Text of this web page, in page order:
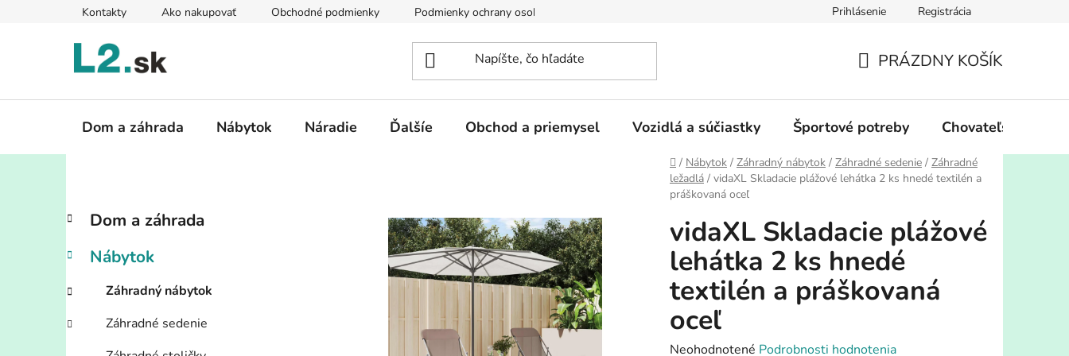
Kontakty Ako nakupovať Obchodné podmienky Podmienky ochrany osobných údajov Prihlásenie Registrácia
KOŠÍK
PRÁZDNY KOŠÍK
Dom a záhrada Nábytok Náradie Ďalšíe Obchod a priemysel Vozidlá a súčiastky Športové potreby Chovateľské
Domov
/ Nábytok / Záhradný nábytok / Záhradné sedenie / Záhradné
ležadlá / vidaXL Skladacie plážové lehátka 2 ks hnedé textilén a
práškovaná oceľ
B
č
ý
p
a
Preskočiť
kategórie
K
a
e
ó
i
Dom a záhrada
Nábytok
Záhradný nábytok
Záhradné sedenie
vidaXL Skladacie plážové
lehátka 2 ks hnedé
textilén a práškovaná
oceľ
Priemerné
Neohodnotené Podrobnosti hodnotenia